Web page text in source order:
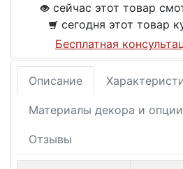
сейчас этот товар
сегодня этот товар
Бесплатная
Описание
Материалы декора и опции
Отзывы